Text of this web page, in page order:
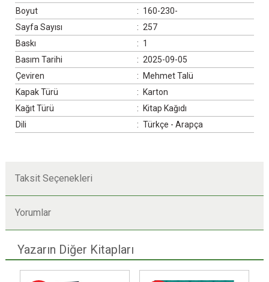
Boyut
: 160-230-
Sayfa Sayısı
: 257
Baskı
: 1
Basım Tarihi
: 2025-09-05
Çeviren
:
Mehmet Talü
Kapak Türü
:
Karton
Kağıt Türü
:
Kitap Kağıdı
Dili
: Türkçe - Arapça
Taksit Seçenekleri
Yorumlar
Yazarın Diğer Kitapları